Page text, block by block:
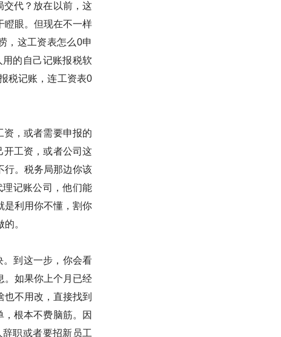
交代？放在以前，这
瞪眼。但现在不一样
，这工资表怎么0申
的自己记账报税软
税记账，连工资表0
，或者需要申报的
开工资，或者公司这
行。税务局那边你该
记账公司，他们能
是利用你不懂，割你
。
到这一步，你会看
。如果你上个月已经
不用改，直接找到
根本不费脑筋。因
职或者要招新员工